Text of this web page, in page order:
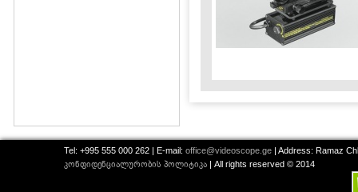
Tel: +995 555 000 262 | E-mail: office@videoscope.ge | Address: Ramaz
კონფიდენციალურობის პოლიტიკა | All rights reserved © 2014